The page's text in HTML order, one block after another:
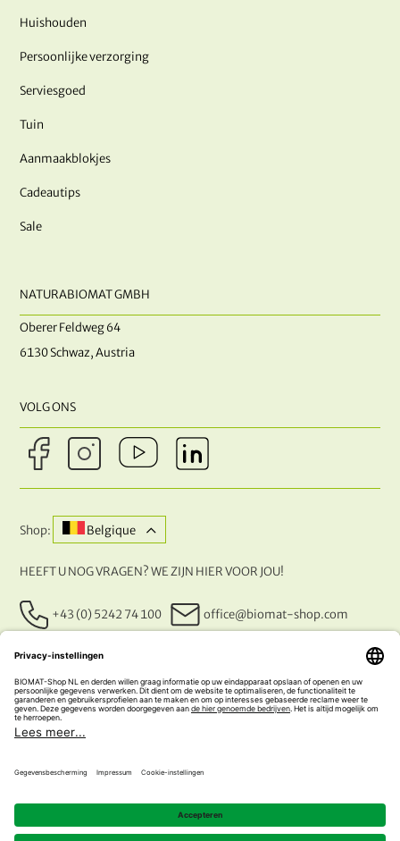
Huishouden
Persoonlijke verzorging
Serviesgoed
Tuin
Aanmaakblokjes
Cadeautips
Sale
NATURABIOMAT GMBH
Oberer Feldweg 64
6130 Schwaz, Austria
VOLG ONS
Shop: Belgique
HEEFT U NOG VRAGEN? WE ZIJN HIER VOOR JOU!
+43 (0) 5242 74 100 office@biomat-shop.com
ONZE BETALINGSMETHODEN